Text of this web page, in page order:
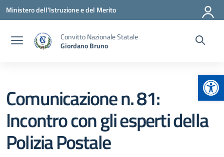
Vai ai contenuti
Vai al menu di navigazione
Vai al footer
Ministero dell'Istruzione e del Merito
Convitto Nazionale Statale
Giordano Bruno
Comunicazione n. 81:
Incontro con gli esperti della
Polizia Postale